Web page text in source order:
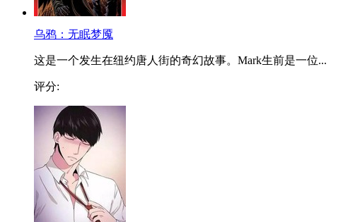
乌鸦：无眠梦魇
这是一个发生在纽约唐人街的奇幻故事。Mark生前是一位...
评分: